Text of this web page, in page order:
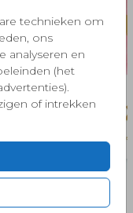
technieken om
ons
analyseren en
(het
of intrekken